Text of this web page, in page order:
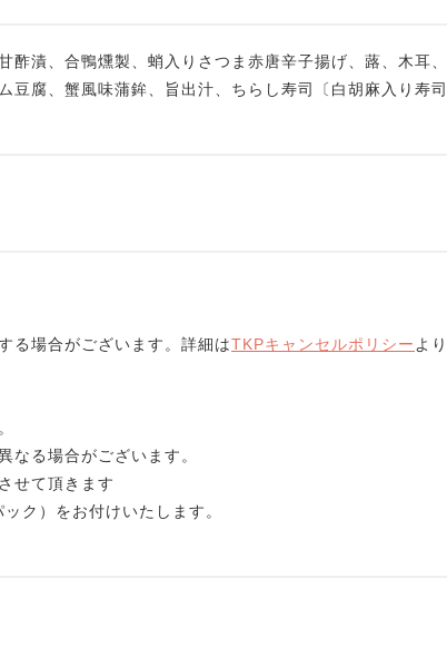
酢漬、合鴨燻製、蛸入りさつま赤唐辛子揚げ、蕗、木耳
豆腐、蟹風味蒲鉾、旨出汁、ちらし寿司〔白胡麻入り寿
る場合がございます。詳細はTKPキャンセルポリシー よ
なる場合がございます。
せて頂きます
ク）をお付けいたします。